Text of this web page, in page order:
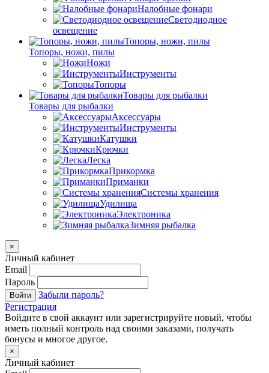
Налобные фонари
Светодиодное
освещение
Топоры, ножи, пилы
Топоры, ножи, пилы
Ножи
Инструменты
Топоры
Товары для рыбалки
Товары для рыбалки
Аксессуары
Инструменты
Катушки
Крючки
Леска
Прикормка
Приманки
Системы хранения
Удилища
Электроника
Зимняя рыбалка
×
Личный кабинет
Email
Пароль
Войти
Забыли пароль?
Регистрация
Войдите в свой аккаунт или зарегистрируйте новый, чтобы
иметь полный контроль над своими заказами, получать
бонусы и многое другое.
×
Личный кабинет